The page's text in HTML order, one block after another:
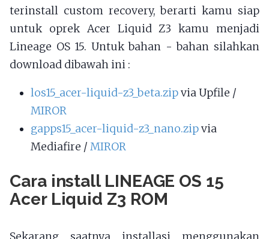
terinstall custom recovery, berarti kamu siap
untuk oprek Acer Liquid Z3 kamu menjadi
Lineage OS 15. Untuk bahan - bahan silahkan
download dibawah ini :
los15_acer-liquid-z3_beta.zipvia Upfile /
MIROR
gapps15_acer-liquid-z3_nano.zipvia
Mediafire /MIROR
Cara install LINEAGE OS 15
Acer Liquid Z3 ROM